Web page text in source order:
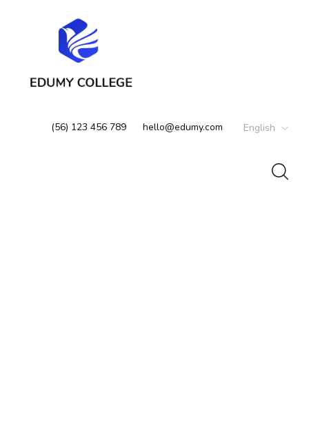
(56) 123 456 789 hello@edumy.com English